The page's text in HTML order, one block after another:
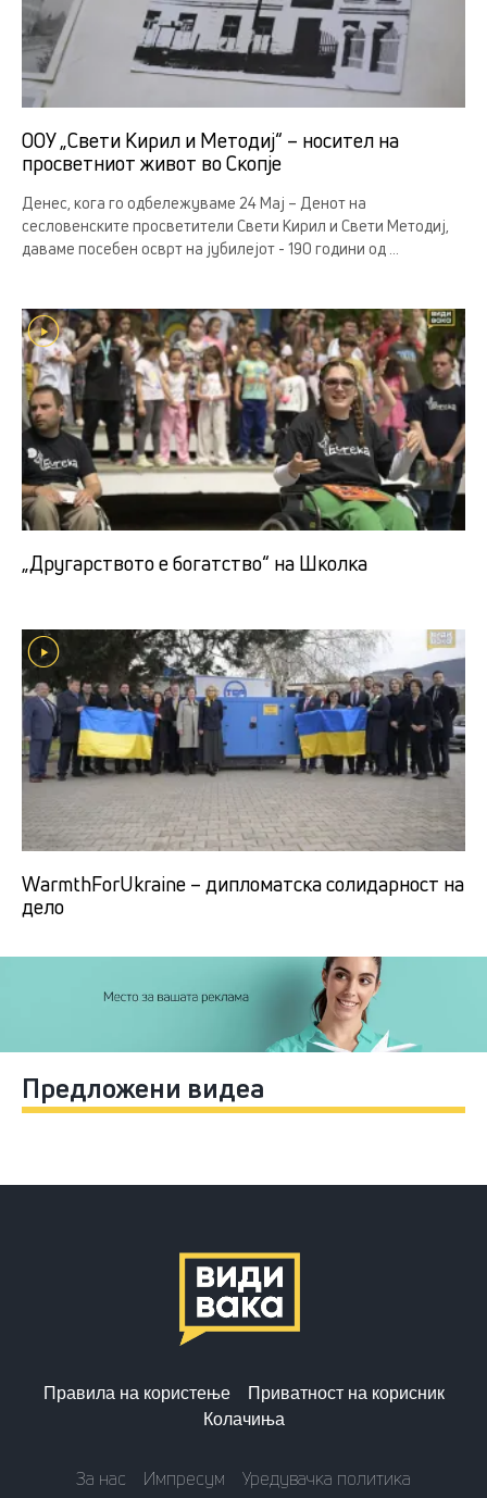
ООУ „Свети Кирил и Методиј“ – носител на
просветниот живот во Скопје
Денес, кога го одбележуваме 24 Мај – Денот на
сесловенските просветители Свети Кирил и Свети Методиј,
даваме посебен осврт на јубилејот - 190 години од ...
„Другарството е богатство“ на Школка
WarmthForUkraine – дипломатска солидарност на
дело
Предложени видеа
Правила на користење
Приватност на корисник
Колачиња
За нас Импресум Уредувачка политика